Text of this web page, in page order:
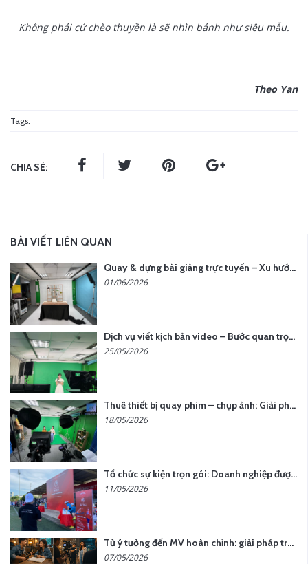
Không phải cứ chèo thuyền là sẽ nhìn bảnh như siêu mẫu.
Theo Yan
Tags:
CHIA SẺ:
BÀI VIẾT LIÊN QUAN
Quay & dựng bài giảng trực tuyến – Xu hướng đào tạo thời đại số
01/06/2026
Dịch vụ viết kịch bản video – Bước quan trọng quyết định thành công nội dung
25/05/2026
Thuê thiết bị quay phim – chụp ảnh: Giải pháp tối ưu chi phí cho doanh nghiệp
18/05/2026
Tổ chức sự kiện trọn gói: Doanh nghiệp được gì khi chọn đơn vị chuyên nghiệp?
11/05/2026
Từ ý tưởng đến MV hoàn chỉnh: giải pháp trọn gói tại YCN Media
07/05/2026